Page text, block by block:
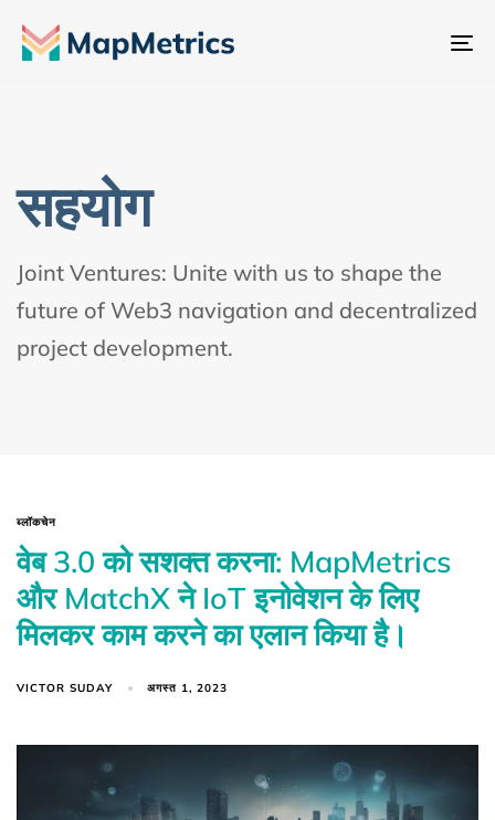
सहयोग
Joint Ventures: Unite with us to shape the
future of Web3 navigation and decentralized
project development.
ब्लॉकचेन
वेब 3.0 को सशक्त करना: MapMetrics
और MatchX ने IoT इनोवेशन के लिए
मिलकर काम करने का एलान किया है।
VICTOR SUDAY अगस्त 1, 2023